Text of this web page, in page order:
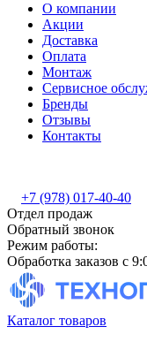
О компании
Акции
Доставка
Оплата
Монтаж
Сервисное
Бренды
Отзывы
Контакты
+7 (978) 017-40-40
Отдел продаж
Обратный звонок
Режим работы:
Обработка заказов с
Каталог товаров